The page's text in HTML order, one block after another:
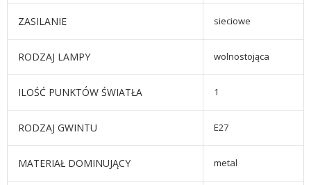
ZASILANIE sieciowe
RODZAJ LAMPY wolnostojąca
ILOŚĆ PUNKTÓW ŚWIATŁA 1
RODZAJ GWINTU E27
MATERIAŁ DOMINUJĄCY metal